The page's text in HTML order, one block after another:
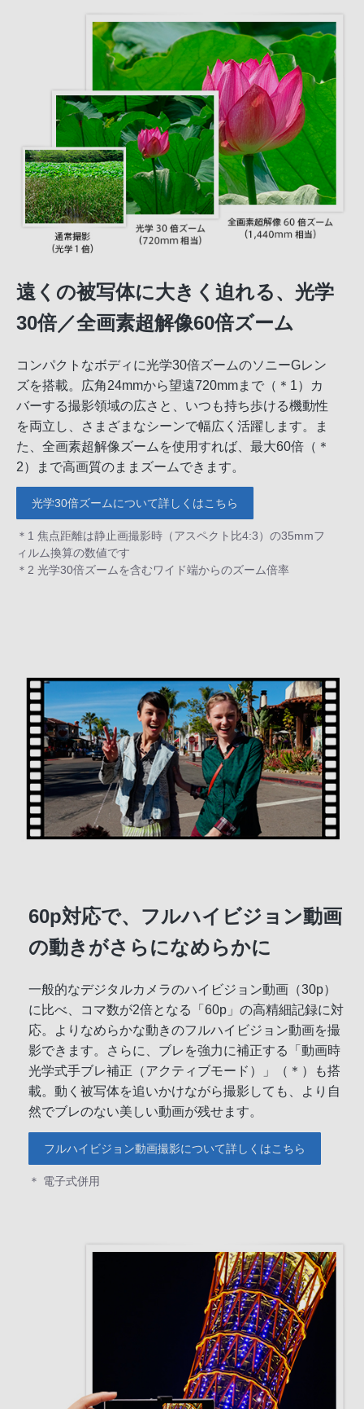
遠くの被写体に大きく迫れる、光学
30倍／全画素超解像60倍ズーム
コンパクトなボディに光学30倍ズームのソニーGレン
ズを搭載。広角24mmから望遠720mmまで（＊1）カ
バーする撮影領域の広さと、いつも持ち歩ける機動性
を両立し、さまざまなシーンで幅広く活躍します。ま
た、全画素超解像ズームを使用すれば、最大60倍（＊
2）まで高画質のままズームできます。
光学30倍ズームについて詳しくはこちら
＊1 焦点距離は静止画撮影時（アスペクト比4:3）の35mmフ
ィルム換算の数値です
＊2 光学30倍ズームを含むワイド端からのズーム倍率
60p対応で、フルハイビジョン動画
の動きがさらになめらかに
一般的なデジタルカメラのハイビジョン動画（30p）
に比べ、コマ数が2倍となる「60p」の高精細記録に対
応。よりなめらかな動きのフルハイビジョン動画を撮
影できます。さらに、ブレを強力に補正する「動画時
光学式手ブレ補正（アクティブモード）」（＊）も搭
載。動く被写体を追いかけながら撮影しても、より自
然でブレのない美しい動画が残せます。
フルハイビジョン動画撮影について詳しくはこちら
＊ 電子式併用